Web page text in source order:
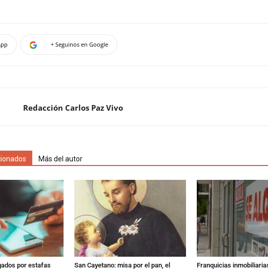
+ Seguinos en Google
Redacción Carlos Paz Vivo
Más del autor
por estafas
San Cayetano: misa por el pan, el
Franquicias